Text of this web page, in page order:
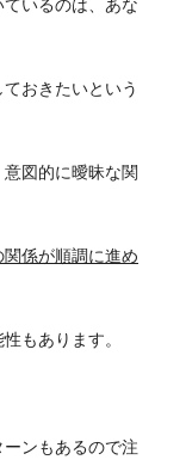
いるのは、あな
おきたいという
意図的に曖昧な関
係が順調に進め
もあります。
ンもあるので注